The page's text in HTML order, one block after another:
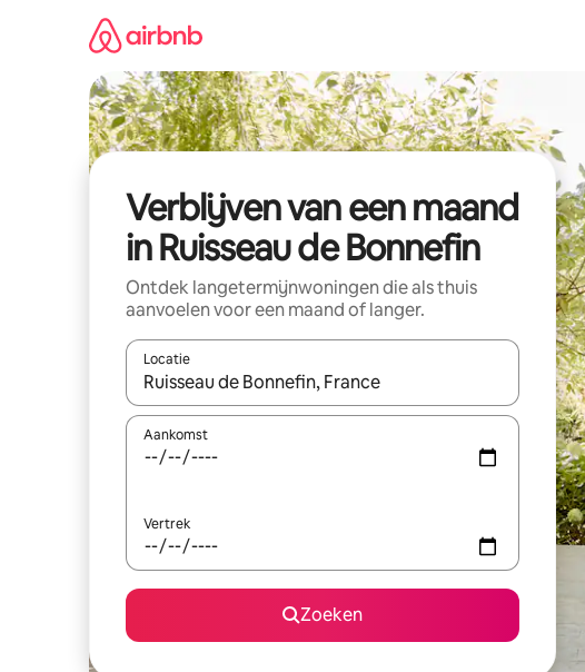
Verblijven van een maand
in Ruisseau de Bonnefin
Ontdek langetermijnwoningen die als thuis
aanvoelen voor een maand of langer.
Locatie
Wanneer er resultaten beschikbaar zijn, maak je een keuze
Aankomst
Vertrek
Zoeken